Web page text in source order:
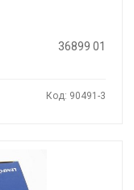
36899 01
Код: 90491-3